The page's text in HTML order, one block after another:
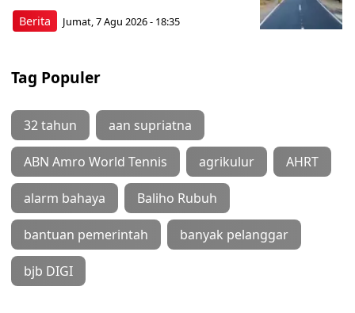
Berita Jumat, 7 Agu 2026 - 18:35
Tag Populer
32 tahun aan supriatna
ABN Amro World Tennis agrikulur AHRT
alarm bahaya Baliho Rubuh
bantuan pemerintah banyak pelanggar
bjb DIGI